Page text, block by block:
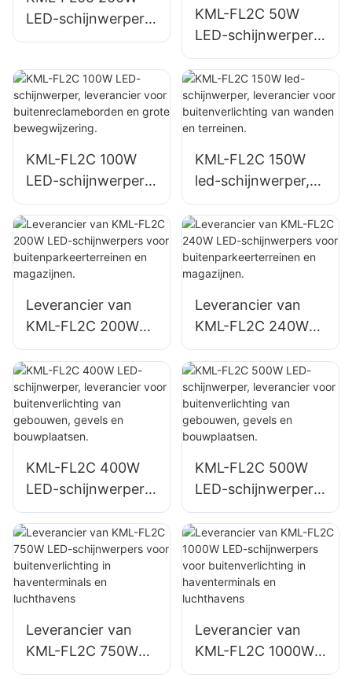
LED-schijnwerper,
leverancier, nood-
rampenverlichting
KML-FL2C 50W
LED-schijnwerper,
leverancier voor
buitenreclamebord
en en grote
bewegwijzering.
KML-FL2C 100W
LED-schijnwerper,
leverancier voor
buitenreclamebord
en en grote
bewegwijzering.
KML-FL2C 150W
led-schijnwerper,
leverancier voor
buitenverlichting
van wanden en
terreinen.
Leverancier van
KML-FL2C 200W
LED-schijnwerpers
voor
buitenparkeerterrei
nen en magazijnen.
Leverancier van
KML-FL2C 240W
LED-schijnwerpers
voor
buitenparkeerterrei
nen en magazijnen.
KML-FL2C 400W
LED-schijnwerper,
leverancier voor
buitenverlichting
van gebouwen,
gevels en
bouwplaatsen.
KML-FL2C 500W
LED-schijnwerper,
leverancier voor
buitenverlichting
van gebouwen,
gevels en
bouwplaatsen.
Leverancier van
KML-FL2C 750W
LED-schijnwerpers
Leverancier van
KML-FL2C 1000W
LED-schijnwerpers